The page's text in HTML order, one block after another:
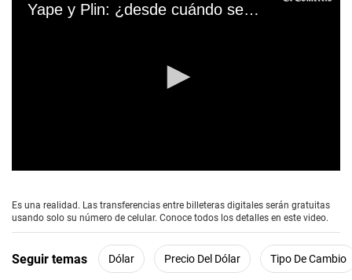
Yape y Plin: ¿desde cuándo se podrán hacer transferencias entre ambas billeteras?
e
c
d
s
Es una realidad. Las transferencias entre billeteras digitales serán gratuitas
usando solo su número de celular. Conoce todos los detalles en este video.
Seguir temas Dólar Precio Del Dólar Tipo De Cambio